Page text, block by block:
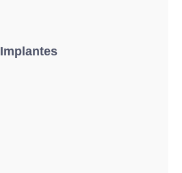
Implantes